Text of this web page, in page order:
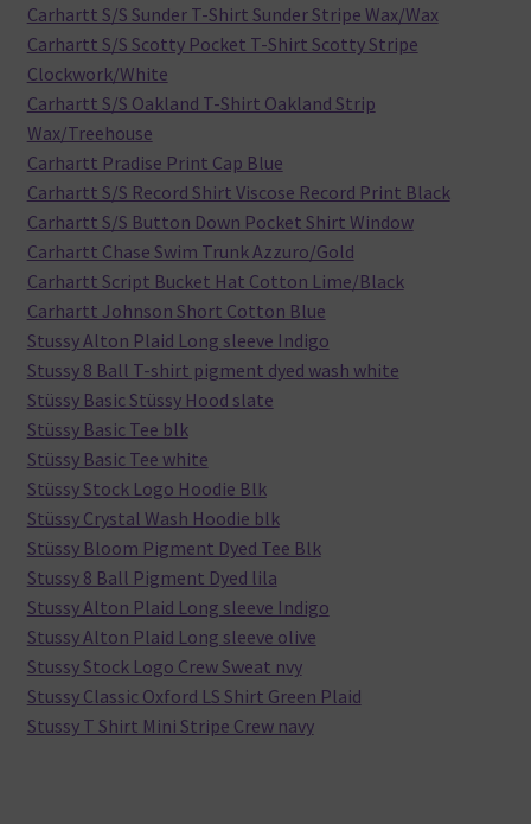
Carhartt S/S Sunder T-Shirt Sunder Stripe Wax/Wax
Carhartt S/S Scotty Pocket T-Shirt Scotty Stripe
Clockwork/White
Carhartt S/S Oakland T-Shirt Oakland Strip
Wax/Treehouse
Carhartt Pradise Print Cap Blue
Carhartt S/S Record Shirt Viscose Record Print Black
Carhartt S/S Button Down Pocket Shirt Window
Carhartt Chase Swim Trunk Azzuro/Gold
Carhartt Script Bucket Hat Cotton Lime/Black
Carhartt Johnson Short Cotton Blue
Stussy Alton Plaid Long sleeve Indigo
Stussy 8 Ball T-shirt pigment dyed wash white
Stüssy Basic Stüssy Hood slate
Stüssy Basic Tee blk
Stüssy Basic Tee white
Stüssy Stock Logo Hoodie Blk
Stüssy Crystal Wash Hoodie blk
Stüssy Bloom Pigment Dyed Tee Blk
Stussy 8 Ball Pigment Dyed lila
Stussy Alton Plaid Long sleeve Indigo
Stussy Alton Plaid Long sleeve olive
Stussy Stock Logo Crew Sweat nvy
Stussy Classic Oxford LS Shirt Green Plaid
Stussy T Shirt Mini Stripe Crew navy